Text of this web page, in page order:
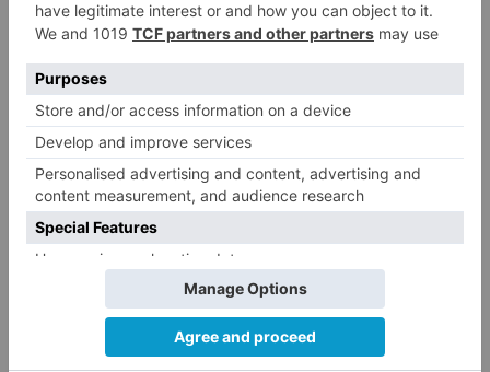
En este sentido, el Grupo Provincial Socialista,
presentó una proposición en marzo de 2024
exigiendo al Partido Popular que dé pasos firmes
en la profesionalización de los parques de la
provincia y en la creación de un Consorcio
Provincial, la realidad es que "nada se sabe,
únicamente que están realizando un estudio".
denuncia cierre
vigilancia